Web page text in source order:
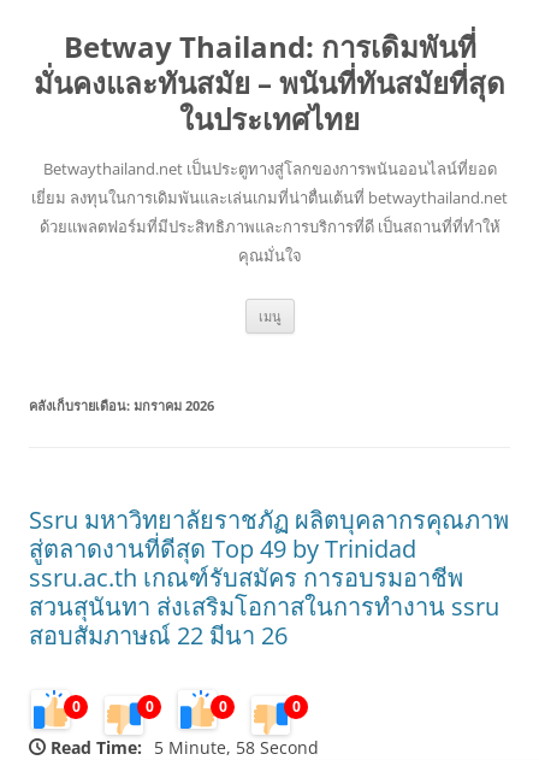
Betway Thailand: การเดิมพันที่
มั่นคงและทันสมัย – พนันที่ทันสมัยที่สุด
ในประเทศไทย
Betwaythailand.net เป็นประตูทางสู่โลกของการพนันออนไลน์ที่ยอด
เยี่ยม ลงทุนในการเดิมพันและเล่นเกมที่น่าตื่นเต้นที่ betwaythailand.net
ด้วยแพลตฟอร์มที่มีประสิทธิภาพและการบริการที่ดี เป็นสถานที่ที่ทำให้
คุณมั่นใจ
เมนู ข้าม
ยัง
คลังเก็บรายเดือน: มกราคม 2026
Ssru มหาวิทยาลัยราชภัฏ ผลิตบุคลากรคุณภาพ
สู่ตลาดงานที่ดีสุด Top 49 by Trinidad
ssru.ac.th เกณฑ์รับสมัคร การอบรมอาชีพ
สวนสุนันทา ส่งเสริมโอกาสในการทำงาน ssru
สอบสัมภาษณ์ 22 มีนา 26
0 0 0 0
Read Time: 5 Minute, 58 Second